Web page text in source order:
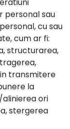
sau
cu sau
cum ar fi:
structurarea,
transmitere
la
ori
stergerea